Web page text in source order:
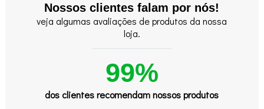
Nossos clientes falam por nós!
veja algumas avaliações de produtos da nossa
loja.
99%
dos clientes recomendam nossos produtos